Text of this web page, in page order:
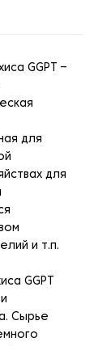
GGPT –
для
для
и т.п.
GGPT
Сырье